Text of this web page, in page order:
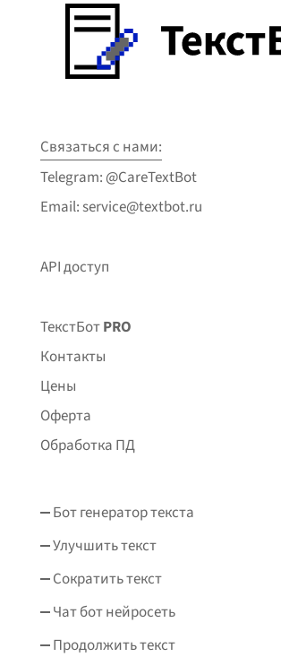
Связаться с нами:
Telegram: @CareTextBot
Email: service@textbot.ru
API доступ
ТекстБотPRO
Контакты
Цены
Оферта
Обработка ПД
Бот генератор текста
Улучшить текст
Сократить текст
Чат бот нейросеть
Продолжить текст